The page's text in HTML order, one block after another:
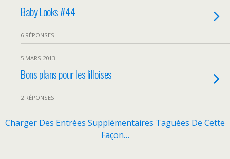
Baby Looks #44
6 RÉPONSES
5 MARS 2013
Bons plans pour les lilloises
2 RÉPONSES
Charger Des Entrées Supplémentaires Taguées De Cette
Façon…